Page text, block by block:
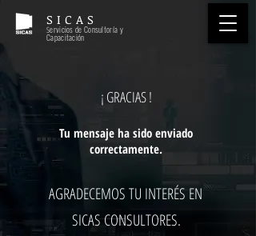
S I C A S
Servicios de Consultoría y
Capacitación
¡ GRACIAS !
Tu mensaje ha sido enviado
correctamente.
AGRADECEMOS TU INTERÉS EN
SICAS CONSULTORES.